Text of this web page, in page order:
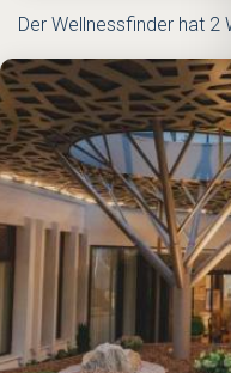
Der Wellnessfinder hat 2